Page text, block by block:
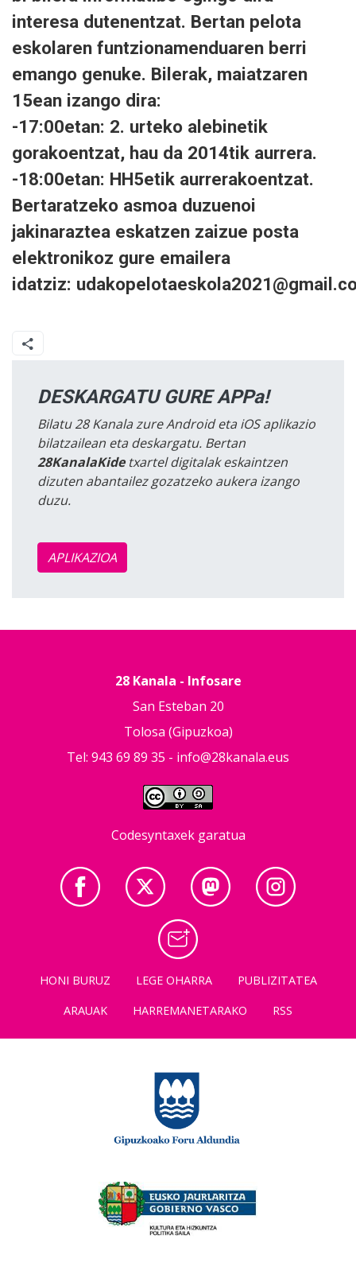
interesa dutenentzat. Bertan pelota
eskolaren funtzionamenduaren berri
emango genuke. Bilerak, maiatzaren
15ean izango dira:
-17:00etan: 2. urteko alebinetik
gorakoentzat, hau da 2014tik aurrera.
-18:00etan: HH5etik aurrerakoentzat.
Bertaratzeko asmoa duzuenoi
jakinaraztea eskatzen zaizue posta
elektronikoz gure emailera
idatziz:
DESKARGATU GURE APPa!
Bilatu 28 Kanala zure Android eta iOS aplikazio
bilatzailean eta deskargatu. Bertan
28KanalaKidetxartel digitalak eskaintzen
dizuten abantailez gozatzeko aukera izango
duzu.
APLIKAZIOA
28 Kanala - Infosare
San Esteban 20
Tolosa (Gipuzkoa)
Tel: 943 69 89 35 - info@28kanala.eus
Codesyntaxek garatua
HONI BURUZ LEGE OHARRA
PUBLIZITATEA
ARAUAK
HARREMANETARAKO RSS